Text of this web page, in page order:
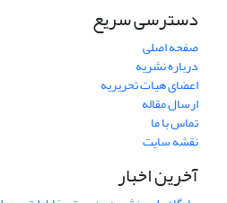
دسترسی سریع
صفحه اصلی
درباره نشریه
اعضای هیات تحریریه
ارسال مقاله
تماس با ما
نقشه سایت
آخرین اخبار